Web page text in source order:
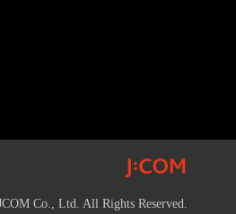
Co., Ltd. All Rights Reserved.